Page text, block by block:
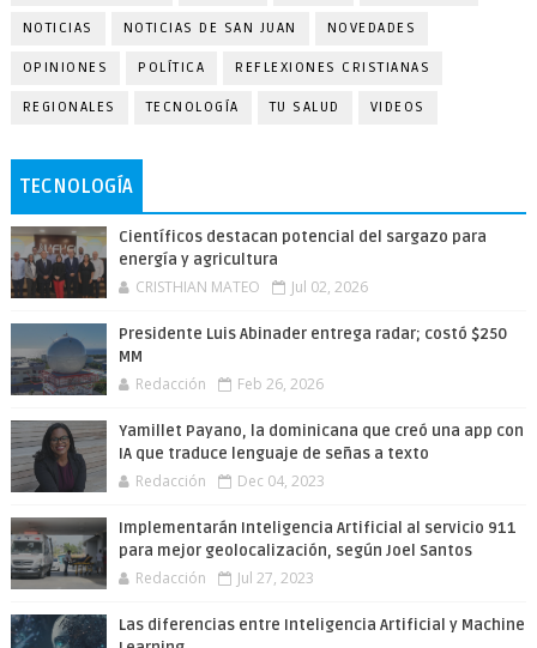
NOTICIAS NOTICIAS DE SAN JUAN NOVEDADES
OPINIONES POLÍTICA REFLEXIONES CRISTIANAS
REGIONALES TECNOLOGÍA TU SALUD VIDEOS
TECNOLOGÍA
Científicos destacan potencial del sargazo para
energía y agricultura
CRISTHIAN MATEO Jul 02, 2026
Presidente Luis Abinader entrega radar; costó $250
MM
Redacción Feb 26, 2026
Yamillet Payano, la dominicana que creó una app con
IA que traduce lenguaje de señas a texto
Redacción Dec 04, 2023
Implementarán Inteligencia Artificial al servicio 911
para mejor geolocalización, según Joel Santos
Redacción Jul 27, 2023
Las diferencias entre Inteligencia Artificial y Machine